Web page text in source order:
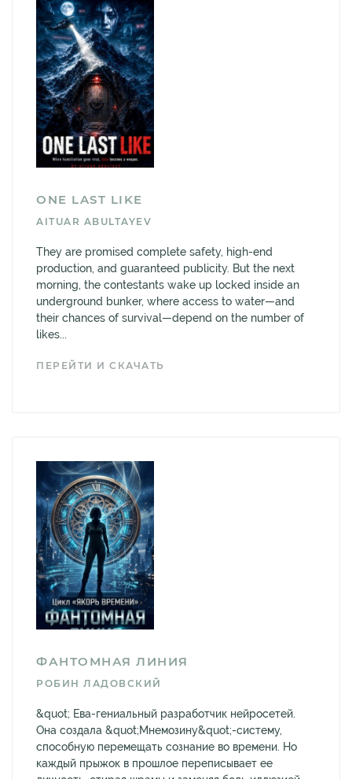
ONE LAST LIKE
AITUAR ABULTAYEV
They are promised complete safety, high-end
production, and guaranteed publicity. But the next
morning, the contestants wake up locked inside an
underground bunker, where access to water—and
their chances of survival—depend on the number of
likes...
ПЕРЕЙТИ И СКАЧАТЬ
ФАНТОМНАЯ ЛИНИЯ
РОБИН ЛАДОВСКИЙ
&quot; Ева-гениальный разработчик нейросетей.
Она создала &quot;Мнемозину&quot;-систему,
способную перемещать сознание во времени. Но
каждый прыжок в прошлое переписывает ее